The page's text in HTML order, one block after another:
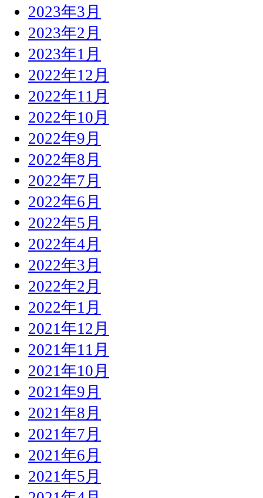
2023年3月
2023年2月
2023年1月
2022年12月
2022年11月
2022年10月
2022年9月
2022年8月
2022年7月
2022年6月
2022年5月
2022年4月
2022年3月
2022年2月
2022年1月
2021年12月
2021年11月
2021年10月
2021年9月
2021年8月
2021年7月
2021年6月
2021年5月